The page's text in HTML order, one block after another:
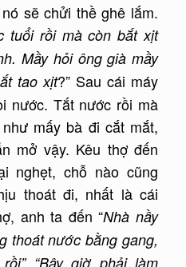
sẽ chửi thề ghê lắm.
tuổi rồi mà còn bắt xịt
Mầy hỏi ông già mầy
tao xịt?” Sau cái máy
nước. Tắt nước rồi mà
mấy bà đi cắt mắt,
mở vậy. Kêu thợ đến
nghẹt, chỗ nào cũng
thoát đi, nhất là cái
anh ta đến “Nhà nầy
thoát nước bằng gang,
“Bây giờ phải làm